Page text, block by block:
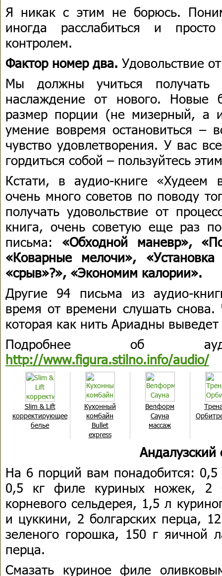
Я никак с этим не борюсь.
иногда расслабиться и
контролем.
Фактор номер два. Удовольствие
Мы должны учиться получать
наслаждение от нового. Новые
размер порции (не мизерный, а
умение вовремя остановиться –
чувство удовлетворения. У вас
гордиться собой – пользуйтесь
Кстати, в аудио-книге
очень много советов по поводу
получать удовольствие от
книга, очень советую еще раз
письма: «Обходной маневр»,
«Коварные мелочи»,
«срыв»?», «Экономим калории».
Другие 94 письма из аудио-
время от времени слушать
которая как нить Ариадны
Подробнее об
http://www.figura.stilno.info/audio/
Slim & Lift
корректирующее
белье
Кухонный
комбайн
Bullet
express
Велформ
Сауна
массаж
Андалузский
На 6 порций вам понадобится:
0,5 кг филе куриных ножек, 2
корневого сельдерея, 1,5 л
и цуккини, 2 болгарских перца,
зеленого горошка, 150 г яичной
перца.
Смазать куриное филе